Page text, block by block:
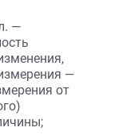
—
—
от